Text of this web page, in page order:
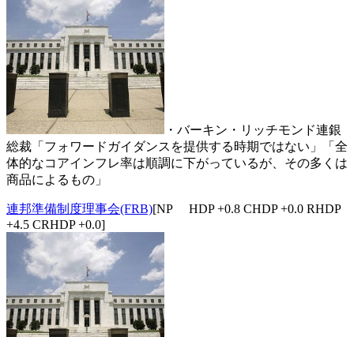
・バーキン・リッチモンド連銀
総裁「フォワードガイダンスを提供する時期ではない」「全
体的なコアインフレ率は順調に下がっているが、その多くは
商品によるもの」
連邦準備制度理事会(FRB)[NP HDP +0.8 CHDP +0.0 RHDP
+4.5 CRHDP +0.0]